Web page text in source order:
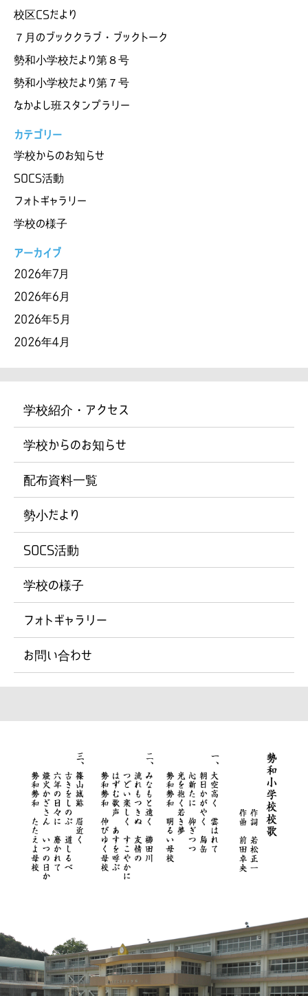
校区CSだより
７月のブッククラブ・ブックトーク
勢和小学校だより第８号
勢和小学校だより第７号
なかよし班スタンプラリー
カテゴリー
学校からのお知らせ
SOCS活動
フォトギャラリー
学校の様子
アーカイブ
2026年7月
2026年6月
2026年5月
2026年4月
学校紹介・アクセス
学校からのお知らせ
配布資料一覧
勢小だより
SOCS活動
学校の様子
フォトギャラリー
お問い合わせ